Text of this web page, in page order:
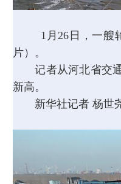
1月26日，一艘
片）。
记者从河北省交通
新高。
新华社记者 杨世